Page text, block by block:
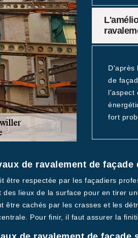
D'après
de
l'aspect
fort
de ravalement de
être respectée par les façadiers
des lieux de la surface pour en tirer
être cachés par les crasses et les
Pour finir, il faut assurer la